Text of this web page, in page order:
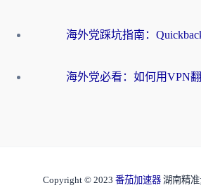
Copyright © 2023 番茄加速器 湖南精